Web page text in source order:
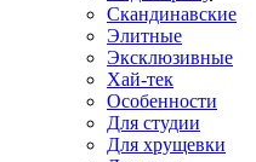
Скандинавские
Элитные
Эксклюзивные
Хай-тек
Особенности
Для студии
Для хрущевки